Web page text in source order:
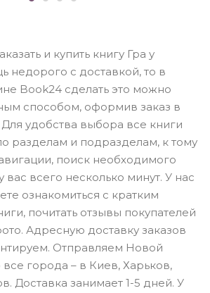
и купить книгу Гра у
недорого с доставкой, то в
Book24 сделать это можно
способом, оформив заказ в
удобства выбора все книги
разделам и подразделам, к тому
поиск необходимого
вас всего несколько минут. У нас
ознакомиться с кратким
почитать отзывы покупателей
Адресную доставку заказов
Отправляем Новой
города – в Киев, Харьков,
Доставка занимает 1-5 дней. У